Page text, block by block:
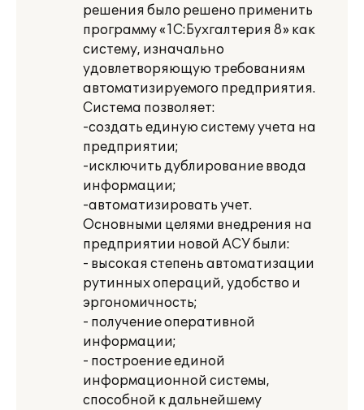
решения было решено применить
программу «1С:Бухгалтерия 8» как
систему, изначально
удовлетворяющую требованиям
автоматизируемого предприятия.
Система позволяет:
-создать единую систему учета на
предприятии;
-исключить дублирование ввода
информации;
-автоматизировать учет.
Основными целями внедрения на
предприятии новой АСУ были:
- высокая степень автоматизации
рутинных операций, удобство и
эргономичность;
- получение оперативной
информации;
- построение единой
информационной системы,
способной к дальнейшему